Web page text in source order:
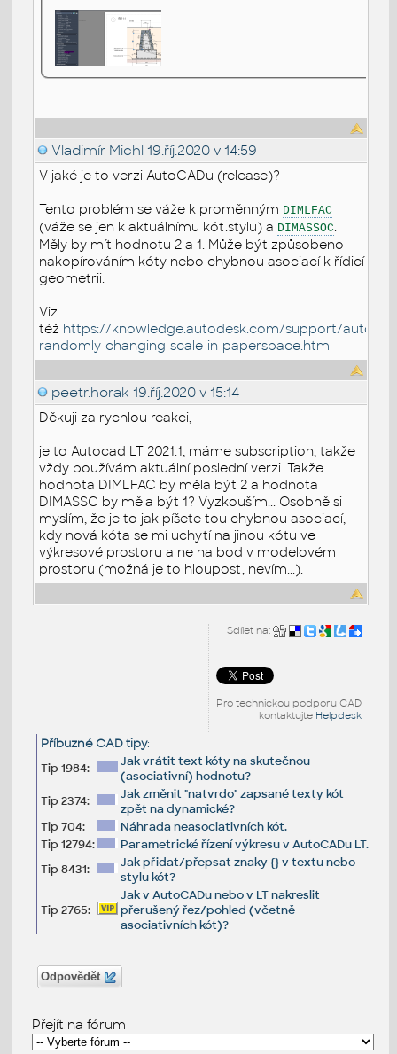
Vladimír Michl 19.říj.2020 v 14:59
V jaké je to verzi AutoCADu (release)?
Tento problém se váže k proměnným DIMLFAC
(váže se jen k aktuálnímu kót.stylu) a DIMASSOC.
Měly by mít hodnotu 2 a 1. Může být způsobeno
nakopírováním kóty nebo chybnou asociací k řídicí
geometrii.
Viz
též https://knowledge.autodesk.com/support/
randomly-changing-scale-in-paperspace.html
peetr.horak 19.říj.2020 v 15:14
Děkuji za rychlou reakci,
je to Autocad LT 2021.1, máme subscription, takže
vždy používám aktuální poslední verzi. Takže
hodnota DIMLFAC by měla být 2 a hodnota
DIMASSC by měla být 1? Vyzkouším... Osobně si
myslím, že je to jak píšete tou chybnou asociací,
kdy nová kóta se mi uchytí na jinou kótu ve
výkresové prostoru a ne na bod v modelovém
prostoru (možná je to hloupost, nevím...).
Sdílet na:
Pro technickou podporu CAD
kontaktujte Helpdesk
Příbuzné CAD tipy:
Tip 1984:
Jak vrátit text kóty na skutečnou
(asociativní) hodnotu?
Tip 2374:
Jak změnit "natvrdo" zapsané texty kót
zpět na dynamické?
Tip 704:
Náhrada neasociativních kót.
Tip 12794:
Parametrické řízení výkresu v AutoCADu LT.
Tip 8431:
Jak přidat/přepsat znaky {} v textu nebo
stylu kót?
Tip 2765:
Jak v AutoCADu nebo v LT nakreslit
přerušený řez/pohled (včetně
asociativních kót)?
Odpovědět
Přejít na fórum